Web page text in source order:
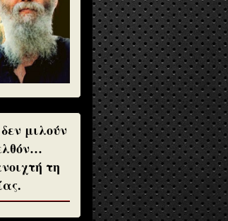
μιλούν
τη